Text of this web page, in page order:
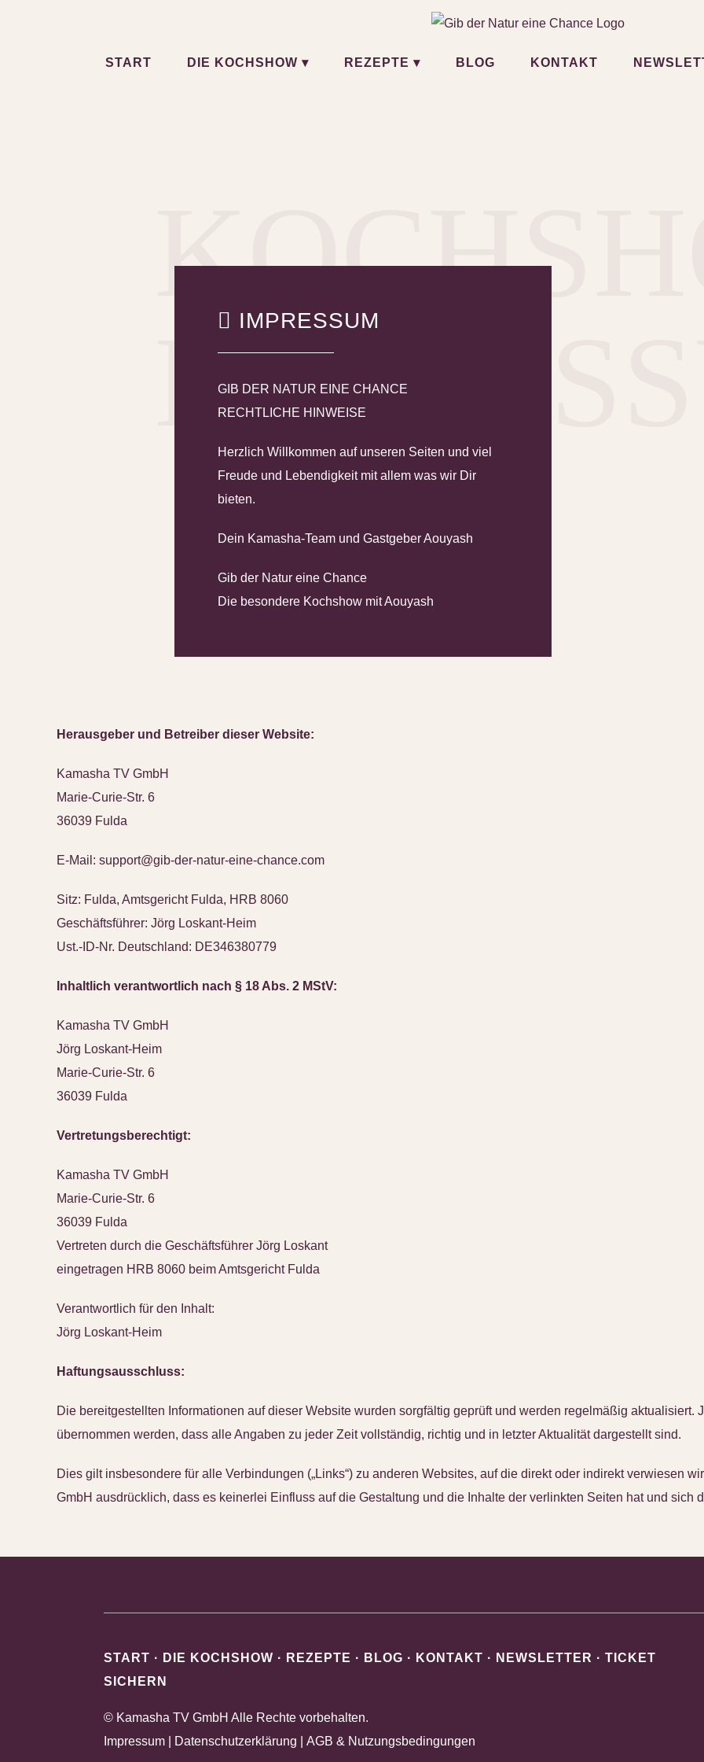
START DIE KOCHSHOW ▾ REZEPTE ▾ BLOG KONTAKT
IMPRESSUM
GIB DER NATUR EINE CHANCE
RECHTLICHE HINWEISE
Herzlich Willkommen auf unseren Seiten und viel
Freude und Lebendigkeit mit allem was wir Dir
bieten.
Dein Kamasha-Team und Gastgeber Aouyash
Gib der Natur eine Chance
Die besondere Kochshow mit Aouyash
Herausgeber und Betreiber dieser Website:
Kamasha TV GmbH
Marie-Curie-Str. 6
36039 Fulda
E-Mail: support@gib-der-natur-eine-chance.com
Sitz: Fulda, Amtsgericht Fulda, HRB 8060
Geschäftsführer: Jörg Loskant-Heim
Ust.-ID-Nr. Deutschland: DE346380779
Inhaltlich verantwortlich nach § 18 Abs. 2 MStV:
Kamasha TV GmbH
Jörg Loskant-Heim
Marie-Curie-Str. 6
36039 Fulda
Vertretungsberechtigt:
Kamasha TV GmbH
Marie-Curie-Str. 6
36039 Fulda
Vertreten durch die Geschäftsführer Jörg Loskant
eingetragen HRB 8060 beim Amtsgericht Fulda
Verantwortlich für den Inhalt:
Jörg Loskant-Heim
Haftungsausschluss:
Die bereitgestellten Informationen auf dieser Website wurden sorgfältig geprüft und werden regelmäßig aktualisiert.
übernommen werden, dass alle Angaben zu jeder Zeit vollständig, richtig und in letzter Aktualität dargestellt sind.
Dies gilt insbesondere für alle Verbindungen („Links“) zu anderen Websites, auf die direkt oder indirekt verwiesen
GmbH ausdrücklich, dass es keinerlei Einfluss auf die Gestaltung und die Inhalte der verlinkten Seiten hat und sich
START · DIE KOCHSHOW · REZEPTE · BLOG · KONTAKT · NEWSLETTER · TICKET
SICHERN
© Kamasha TV GmbH Alle Rechte vorbehalten.
Impressum
Datenschutzerklärung AGB & Nutzungsbedingungen